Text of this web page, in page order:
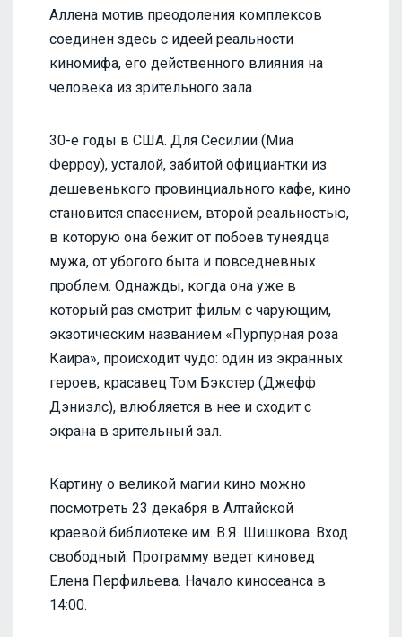
Аллена мотив преодоления комплексов
соединен здесь с идеей реальности
киномифа, его действенного влияния на
человека из зрительного зала.
30-е годы в США. Для Сесилии (Миа
Ферроу), усталой, забитой официантки из
дешевенького провинциального кафе, кино
становится спасением, второй реальностью,
в которую она бежит от побоев тунеядца
мужа, от убогого быта и повседневных
проблем. Однажды, когда она уже в
который раз смотрит фильм с чарующим,
экзотическим названием «Пурпурная роза
Каира», происходит чудо: один из экранных
героев, красавец Том Бэкстер (Джефф
Дэниэлс), влюбляется в нее и сходит с
экрана в зрительный зал.
Картину о великой магии кино можно
посмотреть 23 декабря в Алтайской
краевой библиотеке им. В.Я. Шишкова. Вход
свободный. Программу ведет киновед
Елена Перфильева. Начало киносеанса в
14:00.